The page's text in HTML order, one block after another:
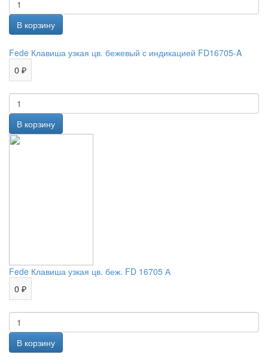
Fede Клавиша узкая цв. бежевый с индикацией FD16705-A
0 ₽
Fede Клавиша узкая цв. беж. FD 16705 А
0 ₽